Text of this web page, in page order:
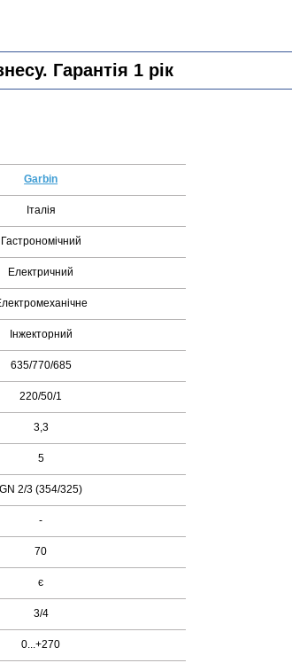
Гарантія 1 рік
Garbin
Італія
Гастрономічний
Електричний
Інжекторний
635/770/685
220/50/1
3,3
5
GN 2/3 (354/325)
-
70
є
3/4
0...+270